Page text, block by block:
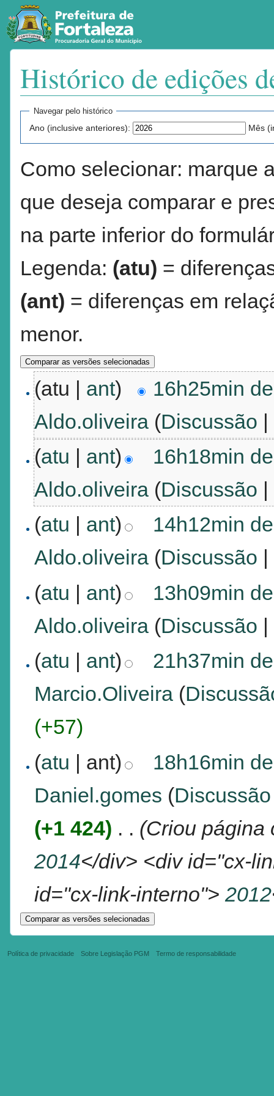
Histórico de edições
Ir para:navegação,pesquisa
Navegar pelo histórico
Ano (inclusive anteriores): Mês
Como selecionar: marque
que deseja comparar e
na parte inferior do
Legenda: (atu) =
(ant) = diferenças em
menor.
(atu | ant)
16h25min
Aldo.oliveira (Discussão |
(atu | ant)
16h18min
Aldo.oliveira (Discussão |
(atu ant)
14h12min
Aldo.oliveira (Discussão
(atu | ant)
13h09min
Aldo.oliveira (Discussão |
(atu | ant)
21h37min
Marcio.Oliveira (
(+57)
(atu | ant)
18h16min
Daniel.gomes (Discussão
(+1 424) . . (Criou página
2014</div> <div id="cx-
id="cx-link-interno"> 2012
Política de privacidade Sobre Legislação PGM Termo de responsabilidade